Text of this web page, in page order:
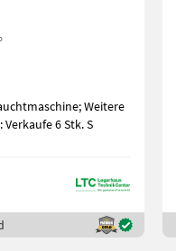
Weitere
6 Stk. S